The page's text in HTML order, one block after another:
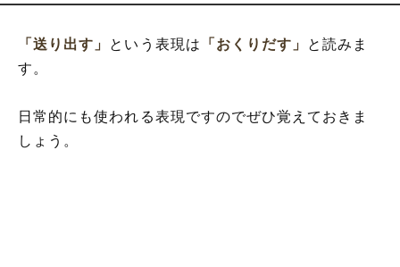
「送り出す」 という表現は 「おくりだす」
と読みま
す。
日常的にも使われる表現ですのでぜひ覚えておきま
しょう。